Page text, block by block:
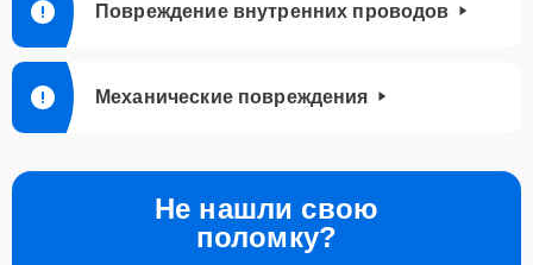
Повреждение внутренних проводов
Механические повреждения
Не нашли свою
поломку?